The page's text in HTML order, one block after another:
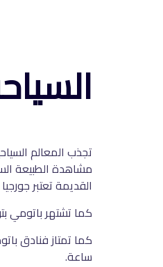
تجذب المعالم
مشاهدة الطبيعة
القديمة تعتبر
كما تشتهر باتومي
ساعة.